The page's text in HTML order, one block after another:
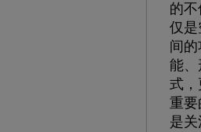
的不
仅是
间的
能、
式，
重要
是关